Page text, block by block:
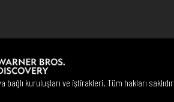
kuruluşları ve iştirakleri. Tüm hakları saklıdır.